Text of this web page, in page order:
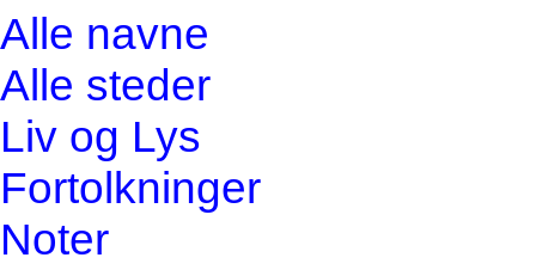
Alle navne
Alle steder
Liv og Lys
Fortolkninger
Noter